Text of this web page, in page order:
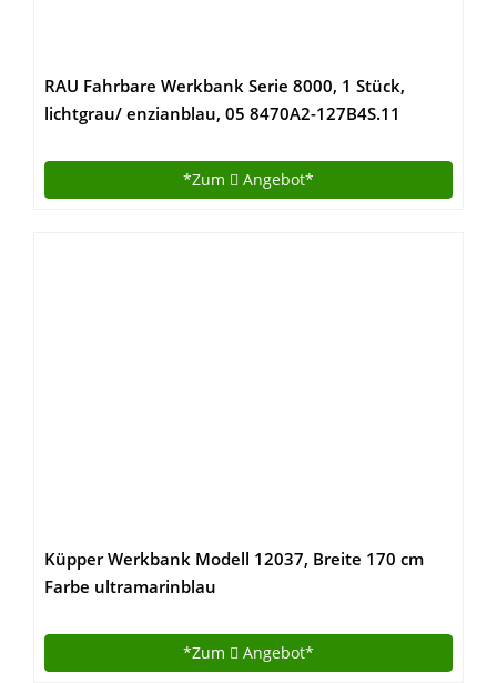
RAU Fahrbare Werkbank Serie 8000, 1 Stück,
lichtgrau/ enzianblau, 05 8470A2-127B4S.11
*Zum Angebot*
Küpper Werkbank Modell 12037, Breite 170 cm
Farbe ultramarinblau
*Zum Angebot*